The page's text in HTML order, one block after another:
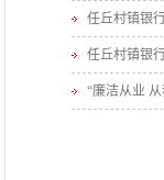
任丘村镇银
任丘村镇银
“廉洁从业